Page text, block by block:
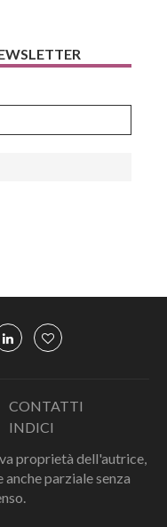
CONTATTI
INDICI
proprietà dell'autrice,
parziale senza